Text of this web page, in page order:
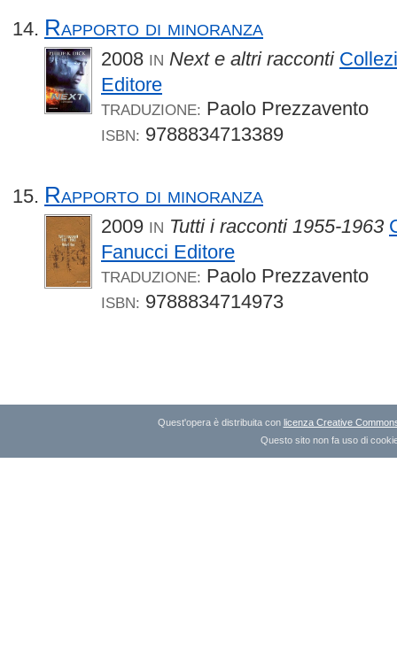
Rapporto di minoranza
2008 IN Next e altri racconti
Editore
TRADUZIONE: Paolo Prezzavento
ISBN: 9788834713389
Rapporto di minoranza
2009 IN Tutti i racconti 1955-1963
Fanucci Editore
TRADUZIONE: Paolo Prezzavento
ISBN: 9788834714973
Quest'opera è distribuita con licenza Creative
Questo sito non fa uso di